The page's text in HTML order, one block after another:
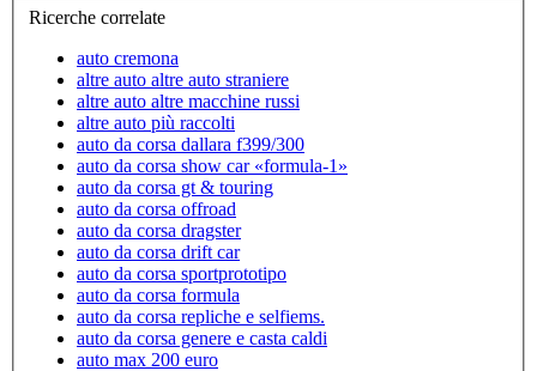
Ricerche correlate
auto cremona
altre auto altre auto straniere
altre auto altre macchine russi
altre auto più raccolti
auto da corsa dallara f399/300
auto da corsa show car «formula-1»
auto da corsa gt & touring
auto da corsa offroad
auto da corsa dragster
auto da corsa drift car
auto da corsa sportprototipo
auto da corsa formula
auto da corsa repliche e selfiems.
auto da corsa genere e casta caldi
auto max 200 euro